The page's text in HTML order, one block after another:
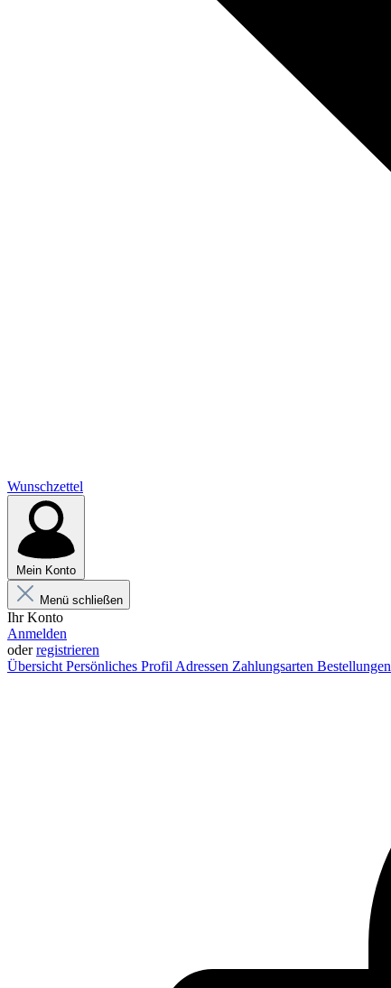
Wunschzettel
Mein Konto
Menü schließen
Ihr Konto
Anmelden
oderregistrieren
Übersicht Persönliches Profil Adressen Zahlungsarten Bestellungen